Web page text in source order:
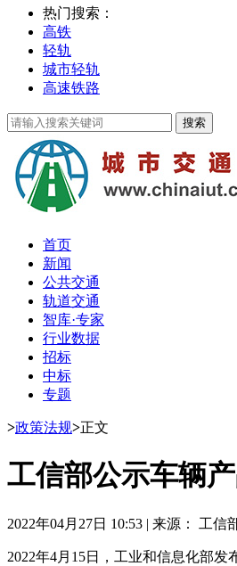
热门搜索：
高铁
轻轨
城市轻轨
高速铁路
首页
新闻
公共交通
轨道交通
智库·专家
行业数据
招标
中标
专题
>政策法规>正文
工信部公示车辆
2022年04月27日 10:53 | 来源： 工信
2022年4月15日，工业和信息化部